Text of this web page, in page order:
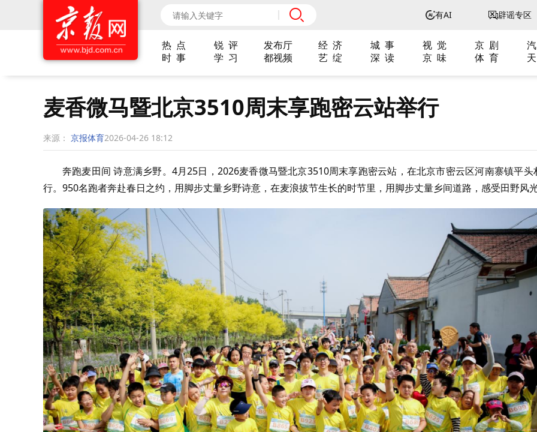
有AI 辟谣专区
热 点 锐 评 发布厅 经 济 城 事 视 觉 京 剧
时 事
学 习 都视频 艺 绽 深 读 京 味 体 育
麦香微马暨北京3510周末享跑密云站举行
来源： 京报体育2026-04-26 18:12
奔跑麦田间 诗意满乡野。4月25日，2026麦香微马暨北京3510周末享跑密云站，在北京市密云区河南寨镇平头
行。950名跑者奔赴春日之约，用脚步丈量乡野诗意，在麦浪拔节生长的时节里，用脚步丈量乡间道路，感受田野风